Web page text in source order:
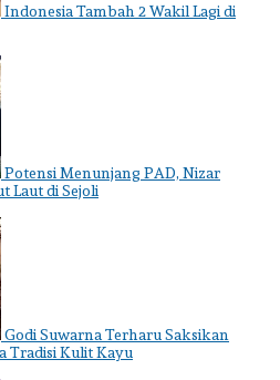
Indonesia Tambah 2 Wakil Lagi di
Potensi Menunjang PAD, Nizar
Laut di Sejoli
Godi Suwarna Terharu Saksikan
Tradisi Kulit Kayu